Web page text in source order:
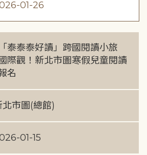
01-26
泰泰泰好讀」跨國閱讀小旅
際觀！新北市圖寒假兒童閱讀
名
北市圖(總館)
01-15